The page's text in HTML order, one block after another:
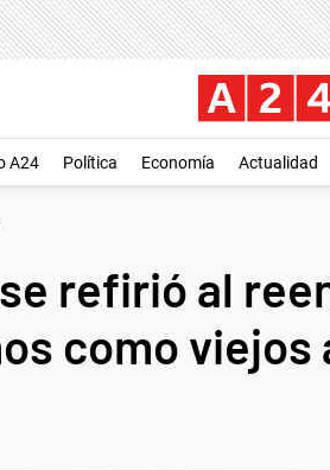
A24 Política Economía Actualidad
refirió al
como viejos